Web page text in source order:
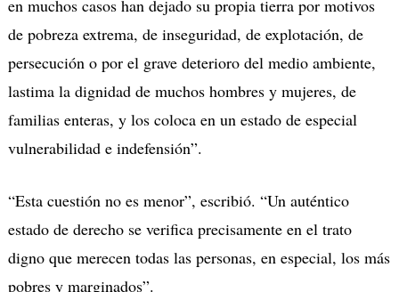
en muchos casos han dejado su propia tierra por motivos
de pobreza extrema, de inseguridad, de explotación, de
persecución o por el grave deterioro del medio ambiente,
lastima la dignidad de muchos hombres y mujeres, de
familias enteras, y los coloca en un estado de especial
vulnerabilidad e indefensión”.
“Esta cuestión no es menor”, escribió. “Un auténtico
estado de derecho se verifica precisamente en el trato
digno que merecen todas las personas, en especial, los más
pobres y marginados”.